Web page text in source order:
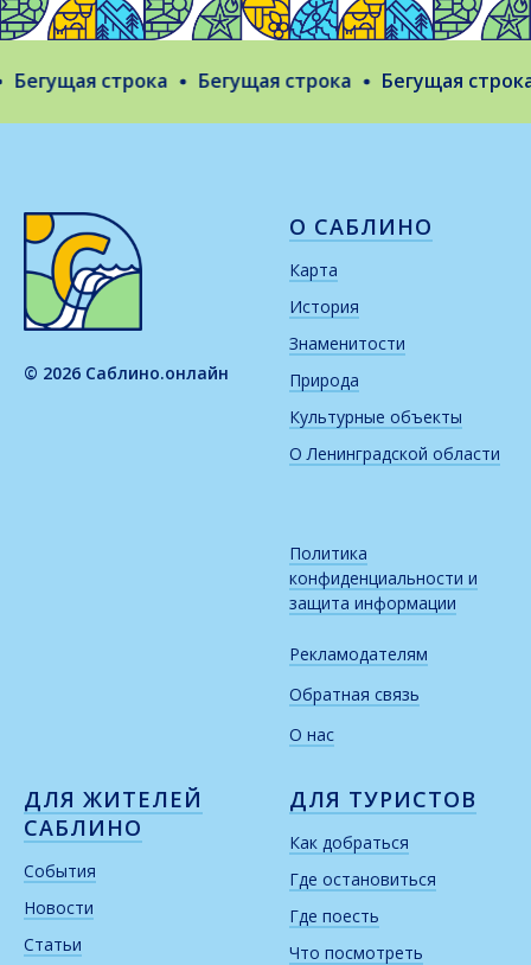
строка Бегущая строка Бегущая строка
© 2026 Саблино.онлайн
О САБЛИНО
Карта
История
Знаменитости
Природа
Культурные объекты
О Ленинградской области
Политика
конфиденциальности и
защита информации
Рекламодателям
Обратная связь
О нас
ДЛЯ ЖИТЕЛЕЙ
САБЛИНО
События
Новости
Статьи
ДЛЯ ТУРИСТОВ
Как добраться
Где остановиться
Где поесть
Что посмотреть